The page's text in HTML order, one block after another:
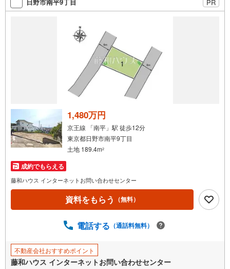
PR
1,480万円
京王線 「南平」駅 徒歩12分
東京都日野市南平9丁目
土地 189.4m2
成約でもらえる
藤和ハウス インターネットお問い合わせセンター
資料をもらう （無料）
電話する （通話料無料）
不動産会社おすすめポイント
藤和ハウス インターネットお問い合わせセンター